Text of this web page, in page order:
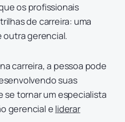
os profissionais
de carreira: uma
gerencial.
carreira, a pessoa pode
suas
se tornar um especialista
gerencial e liderar